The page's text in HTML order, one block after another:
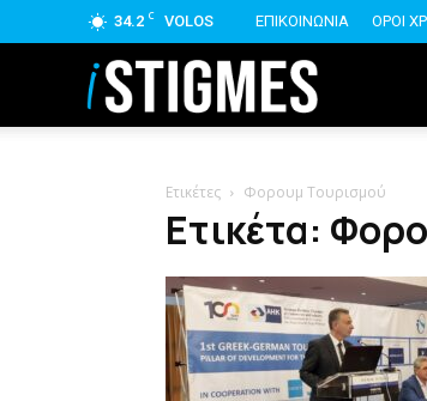
34.2 C VOLOS ΕΠΙΚΟΙΝΩΝΙΑ ΟΡΟΙ
istigmes
Ετικέτες Φορουμ Τουρισμού
Ετικέτα: